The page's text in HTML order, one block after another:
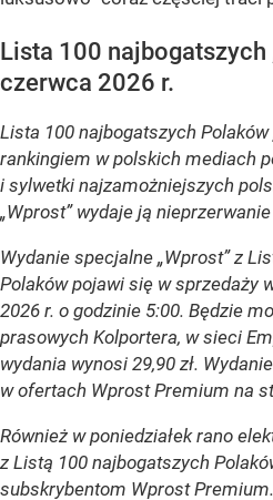
Lista 100 najbogatszych
czerwca 2026 r.
Lista 100 najbogatszych
rankingiem w polskich mediach
i sylwetki najzamożniejszych
„Wprost” wydaje ją
Wydanie specjalne „Wprost” z
Polaków pojawi się w sprzedaży
2026 r. o godzinie 5:00. Będzie
prasowych Kolportera, w sieci
wydania wynosi 29,90 zł.
w ofertach Wprost Premium na
Również w poniedziałek rano
z Listą 100 najbogatszych
subskrybentom Wprost Premium.